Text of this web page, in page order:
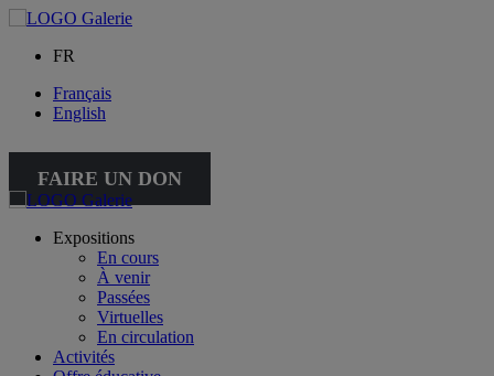
FR
Français
English
FAIRE UN DON
Expositions
En cours
À venir
Passées
Virtuelles
En circulation
Activités